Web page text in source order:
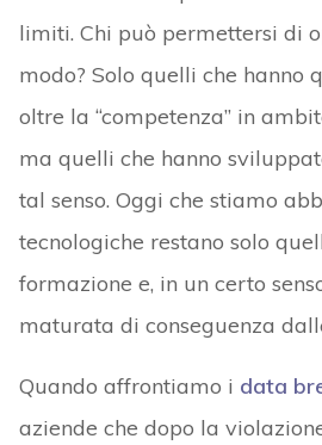
limiti. Chi può permettersi di
modo? Solo quelli che hanno
oltre la “competenza” in
ma quelli che hanno
tal senso. Oggi che stiamo
tecnologiche restano solo
formazione e, in un certo
maturata di conseguenza
Quando affrontiamo i data
aziende che dopo la